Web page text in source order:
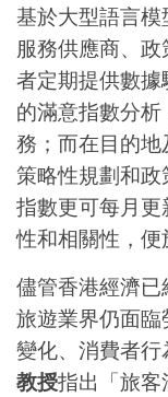
基於大型語言
服務供應商、
者定期提供數
的滿意指數分
務；而在目的
策略性規劃和政
指數更可每月
性和相關性，便
儘管香港經濟已
旅遊業界仍面
變化、消費者行
教授指出「旅